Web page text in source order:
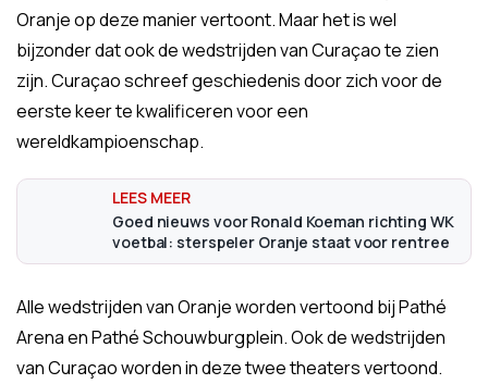
Oranje op deze manier vertoont. Maar het is wel
bijzonder dat ook de wedstrijden van Curaçao te zien
zijn. Curaçao schreef geschiedenis door zich voor de
eerste keer te kwalificeren voor een
wereldkampioenschap.
Goed nieuws voor Ronald Koeman richting WK
voetbal: sterspeler Oranje staat voor rentree
Alle wedstrijden van Oranje worden vertoond bij Pathé
Arena en Pathé Schouwburgplein. Ook de wedstrijden
van Curaçao worden in deze twee theaters vertoond.